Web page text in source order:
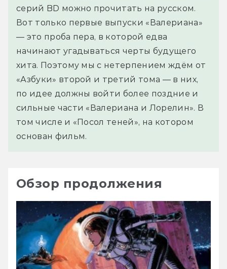
серий BD можно прочитать на русском.
Вот только первые выпуски «Валериана»
— это проба пера, в которой едва
начинают угадываться черты будущего
хита. Поэтому мы с нетерпением ждём от
«Азбуки» второй и третий тома — в них,
по идее должны войти более поздние и
сильные части «Валериана и Лорелин». В
том числе и «Посол теней», на котором
основан фильм.
Обзор продолжения